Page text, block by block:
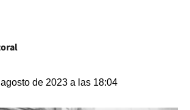
de 2023 a las 18:04